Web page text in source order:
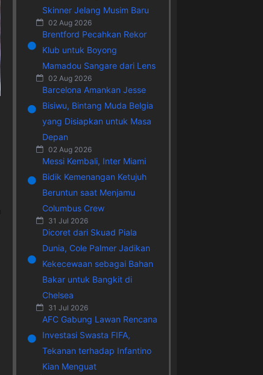
Skinner Jelang Musim Baru
02 Aug 2026
Brentford Pecahkan Rekor
Klub untuk Boyong
Mamadou Sangare dari Lens
02 Aug 2026
Barcelona Amankan Jesse
Bisiwu, Bintang Muda Belgia
yang Disiapkan untuk Masa
Depan
02 Aug 2026
Messi Kembali, Inter Miami
Bidik Kemenangan Ketujuh
Beruntun saat Menjamu
Columbus Crew
31 Jul 2026
Dicoret dari Skuad Piala
Dunia, Cole Palmer Jadikan
Kekecewaan sebagai Bahan
Bakar untuk Bangkit di
Chelsea
31 Jul 2026
AFC Gabung Lawan Rencana
Investasi Swasta FIFA,
Tekanan terhadap Infantino
Kian Menguat